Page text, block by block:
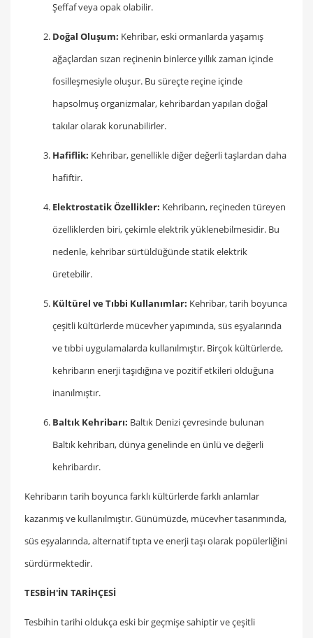
Şeffaf veya opak olabilir.
Doğal Oluşum: Kehribar, eski ormanlarda yaşamış
ağaçlardan sızan reçinenin binlerce yıllık zaman içinde
fosilleşmesiyle oluşur. Bu süreçte reçine içinde
hapsolmuş organizmalar, kehribardan yapılan doğal
takılar olarak korunabilirler.
Hafiflik: Kehribar, genellikle diğer değerli taşlardan daha
hafiftir.
Elektrostatik Özellikler: Kehribarın, reçineden türeyen
özelliklerden biri, çekimle elektrik yüklenebilmesidir. Bu
nedenle, kehribar sürtüldüğünde statik elektrik
üretebilir.
Kültürel ve Tıbbi Kullanımlar: Kehribar, tarih boyunca
çeşitli kültürlerde mücevher yapımında, süs eşyalarında
ve tıbbi uygulamalarda kullanılmıştır. Birçok kültürlerde,
kehribarın enerji taşıdığına ve pozitif etkileri olduğuna
inanılmıştır.
Baltık Kehribarı: Baltık Denizi çevresinde bulunan
Baltık kehribarı, dünya genelinde en ünlü ve değerli
kehribardır.
Kehribarın tarih boyunca farklı kültürlerde farklı anlamlar
kazanmış ve kullanılmıştır. Günümüzde, mücevher tasarımında,
süs eşyalarında, alternatif tıpta ve enerji taşı olarak popülerliğini
sürdürmektedir.
TESBİH'İN TARİHÇESİ
Tesbihin tarihi oldukça eski bir geçmişe sahiptir ve çeşitli